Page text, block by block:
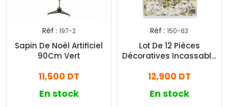
Réf : 197-2
Sapin De Noël Artificiel
90Cm Vert
11,500 DT
En stock
Réf : 150-63
Lot De 12 Pièces
Décoratives Incassable
12,900 DT
En stock